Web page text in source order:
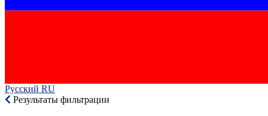
Русский RU‎
Результаты фильтрации